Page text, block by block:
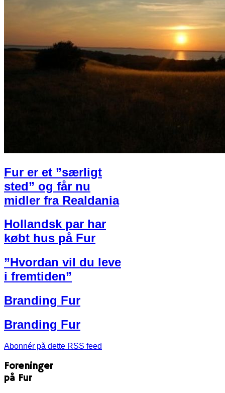
Fur er et ”særligt
sted” og får nu
midler fra Realdania
Hollandsk par har
købt hus på Fur
”Hvordan vil du leve
i fremtiden”
Branding Fur
Branding Fur
Abonnér på dette RSS feed
Foreninger
på Fur